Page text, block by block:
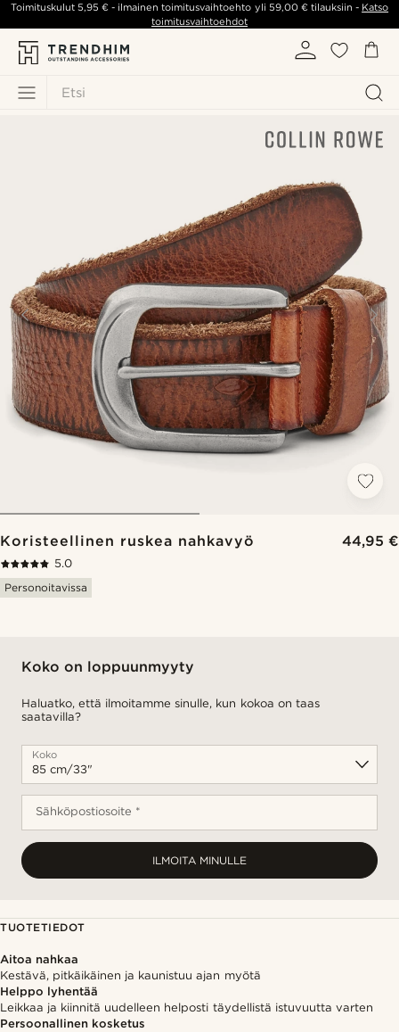
Etsi
Toimituskulut5,95 € - ilmainen toimitusvaihtoehto yli 59,00 €tilauksiin - Katso
toimitusvaihtoehdot
Koristeellinen ruskea nahkavyö 44,95 €
5.0
Personoitavissa
Koko on loppuunmyyty
Haluatko, että ilmoitamme sinulle, kun kokoa on taas
saatavilla?
Koko
Sähköpostiosoite *
ILMOITA MINULLE
TUOTETIEDOT
Aitoa nahkaa
Kestävä, pitkäikäinen ja kaunistuu ajan myötä
Helppo lyhentää
Leikkaa ja kiinnitä uudelleen helposti täydellistä istuvuutta varten
Persoonallinen kosketus